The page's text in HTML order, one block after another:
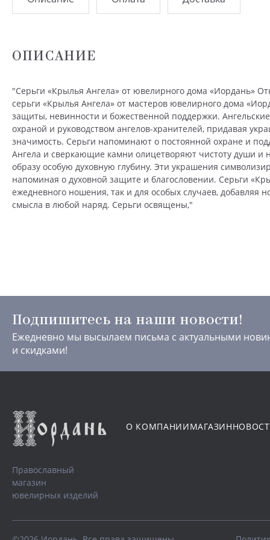
ОПИСАНИЕ
"Серьги «Крылья Ангела» от ювелирного дома «Иордань»
серьги «Крылья Ангела» от мастеров ювелирного дома
защиты, невинности и божественной поддержки.
охраной и руководством ангелов-хранителей, придавая
значимость. Серьги напоминают о постоянной охране и
Ангела и сверкающие камни олицетворяют чистоту души и
образу особую духовную глубину. Эти украшения
напоминая о духовной защите и благословении. Серьги
ежедневного ношения, так и для особых случаев, добавляя
смысла в любой наряд. Серьги освящены,"
Подпишитесь на наши новости!
Ежедневно мы высылаем письма с актуальными
и скидками!
Православный
магазин
ювелирных изделий
О КОМПАНИИМАГАЗИН